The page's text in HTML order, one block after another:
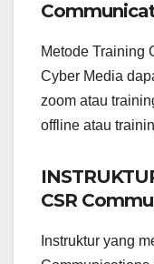
Metode Training
Cyber Media
zoom atau
offline atau
CSR
Instruktur yang